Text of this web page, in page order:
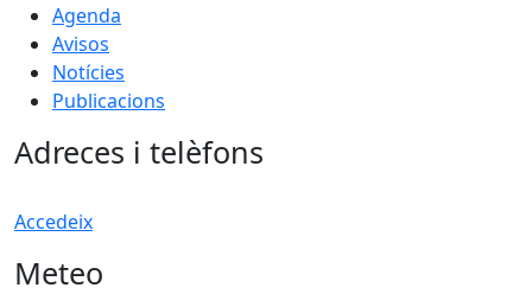
Agenda
Avisos
Notícies
Publicacions
Adreces i telèfons
Accedeix
Meteo